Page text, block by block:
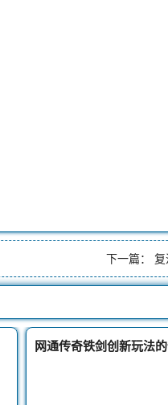
下一篇： 复
网通传奇铁剑创新玩法